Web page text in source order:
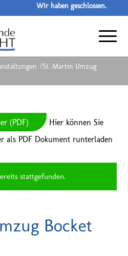
Wir haben geschlossen.
/St. Martin Umzug
(PDF)
Hier können Sie
als PDF Dokument runterladen
stattgefunden.
Bocket